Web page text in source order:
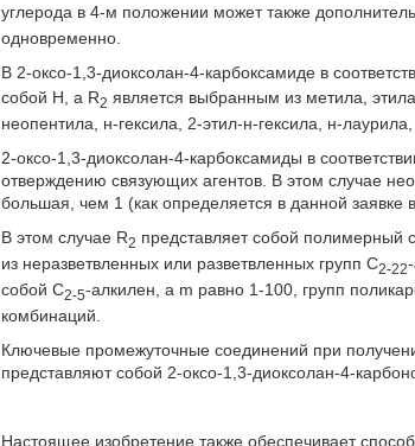
углерода в 4-м положении может также
одновременно.
В 2-оксо-1,3-диоксолан-4-карбоксамиде в
собой Н, a R2 является выбранным из метила,
неопентила, н-гексила, 2-этил-н-гексила, н-
2-оксо-1,3-диоксолан-4-карбоксамиды в
отверждению связующих агентов. В этом случае
большая, чем 1 (как определяется в данной заявке
В этом случае R2 представляет собой полимерный
из неразветвленных или разветвленных групп С2-22
собой С2-5-алкилен, a m равно 1-100, групп
комбинаций.
Ключевые промежуточные соединений при
представляют собой 2-оксо-1,3-диоксолан-4-
Настоящее изобретение также обеспечивает